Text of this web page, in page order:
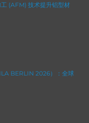
(AFM) 技术提升铝型材
BERLIN 2026）：全球